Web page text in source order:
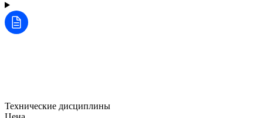
Технические дисциплины